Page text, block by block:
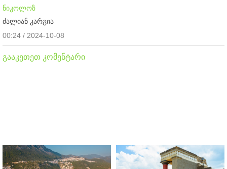
ნიკოლოზ
ძალიან კარგია
00:24 / 2024-10-08
გააკეთეთ კომენტარი